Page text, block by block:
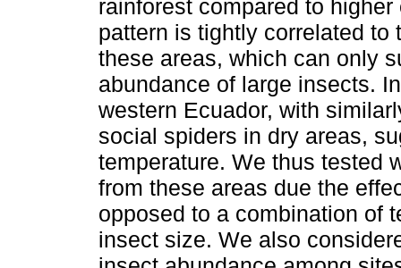
rainforest compared to
pattern is tightly correlated
these areas, which can only
abundance of large insects.
western Ecuador, with
social spiders in dry areas,
temperature. We thus tested
from these areas due the
opposed to a combination of
insect size. We also